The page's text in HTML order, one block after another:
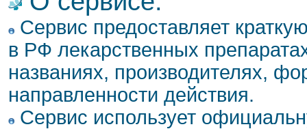
Сервис предоставляет
в РФ лекарственных
названиях, производителях,
направленности действия.
Сервис использует